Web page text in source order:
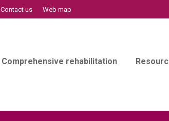
Contact us Web map
Comprehensive rehabilitation